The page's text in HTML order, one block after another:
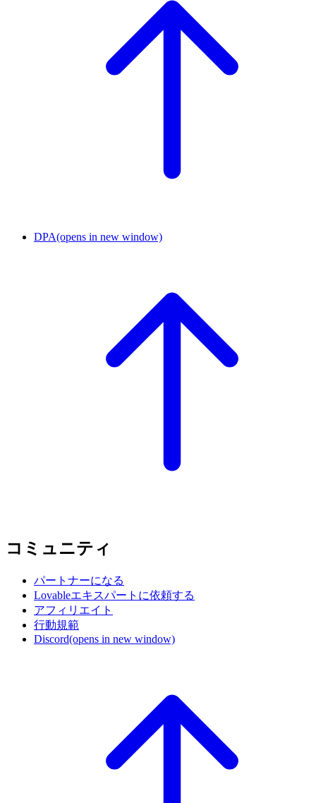
DPA(opens in new window)
コミュニティ
パートナーになる
Lovableエキスパートに依頼する
アフィリエイト
行動規範
Discord(opens in new window)